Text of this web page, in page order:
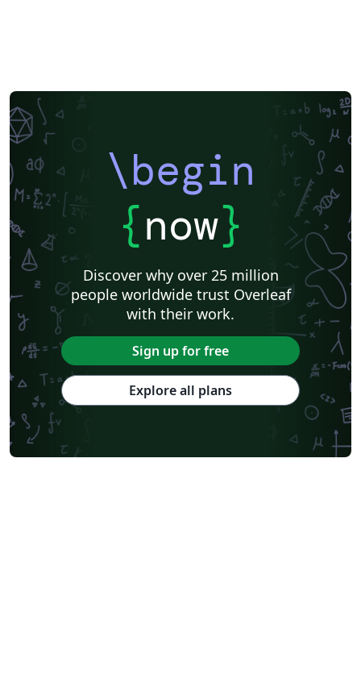
\begin
{now}
Discover why over 25 million
people worldwide trust Overleaf
with their work.
Sign up for free
Explore all plans